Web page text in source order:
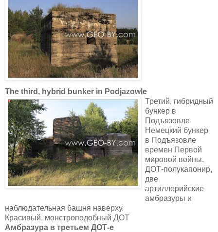
The third, hybrid bunker in Podjazowle
Третий, гибридный
бункер в
Подъязовле
Немецкий бункер
в Подъязовле
времен Первой
мировой войны.
ДОТ-полукапонир,
две
артиллерийские
амбразуры и
наблюдательная башня наверху.
Красивый, монстроподобный ДОТ
Амбразура в третьем ДОТ-е